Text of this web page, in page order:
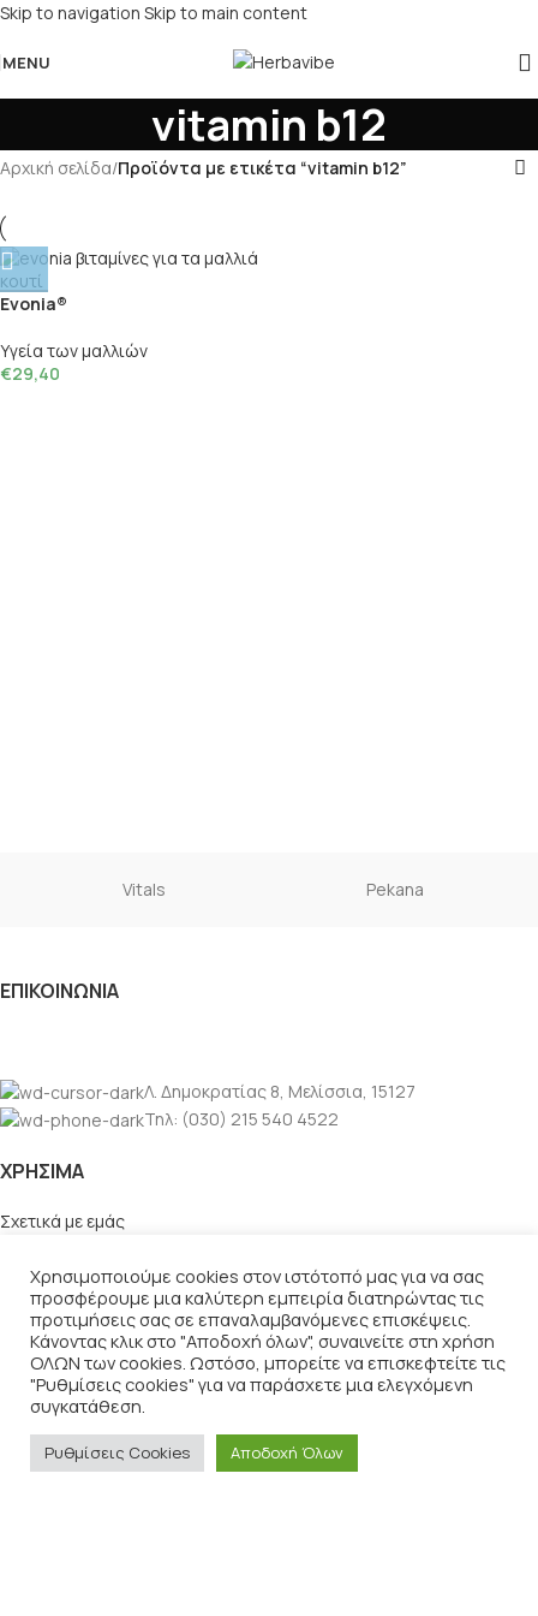
Skip to navigation Skip to main content
MENU
vitamin b12
Αρχική σελίδα/Προϊόντα με ετικέτα “vitamin b12”
Evonia®
Υγεία των μαλλιών
€29,40
Vitals Pekana
ΕΠΙΚΟΙΝΩΝΙΑ
Λ. Δημοκρατίας 8, Μελίσσια, 15127
Τηλ: (030) 215 540 4522
ΧΡΉΣΙΜΑ
Σχετικά με εμάς
Τρόποι πληρωμής
Πολιτική επιστροφών
Πολιτική απορρήτου
Επικοινωνία
ΤΕΛΕΥΤΑΊΑ ΆΡΘΡΑ
Ψευδάργυρος, ένα σημαντικό
για την υγεία μέταλλο
Χρησιμοποιούμε cookies στον ιστότοπό μας για να σας
προσφέρουμε μια καλύτερη εμπειρία διατηρώντας τις
προτιμήσεις σας σε επαναλαμβανόμενες επισκέψεις.
Κάνοντας κλικ στο "Αποδοχή όλων", συναινείτε στη χρήση
ΟΛΩΝ των cookies. Ωστόσο, μπορείτε να επισκεφτείτε τις
"Ρυθμίσεις cookies" για να παράσχετε μια ελεγχόμενη
συγκατάθεση.
Ρυθμίσεις Cookies Αποδοχή Όλων